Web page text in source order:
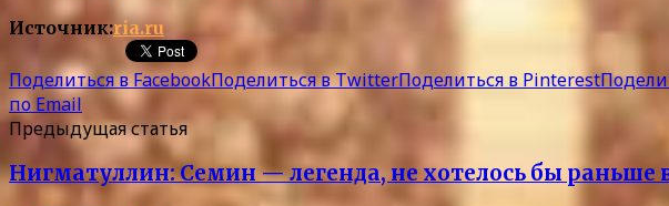
Источник:ria.ru
Поделиться в FacebookПоделиться в TwitterПоделиться в Pinterest
по Email
Предыдущая статья
Нигматуллин: Семин — легенда, не хотелось бы раньше